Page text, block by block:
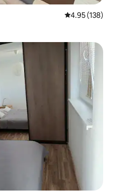
Meánrátáil
4.95 (138)